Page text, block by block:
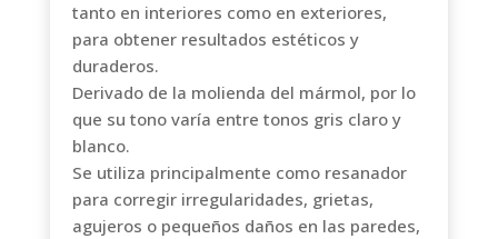
tanto en interiores como en exteriores,
para obtener resultados estéticos y
duraderos.
Derivado de la molienda del mármol, por lo
que su tono varía entre tonos gris claro y
blanco.
Se utiliza principalmente como resanador
para corregir irregularidades, grietas,
agujeros o pequeños daños en las paredes,